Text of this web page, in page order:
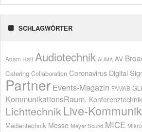
SCHLAGWÖRTER
Adam Hall Audiotechnik AUMA AV
Catering Collaboration Coronavirus Digital
Partner Events-Magazin FAMAB
KommunikationsRaum. Konferenztechnik
Lichttechnik Live-
Medientechnik Messe Meyer Sound MICE